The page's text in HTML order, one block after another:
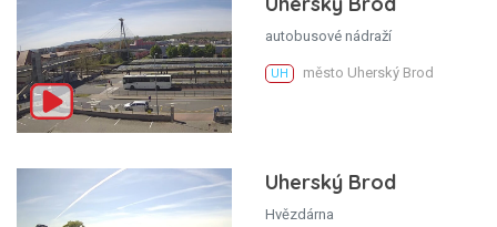
autobusové nádraží
UH město Uherský Brod
Uherský Brod
Hvězdárna